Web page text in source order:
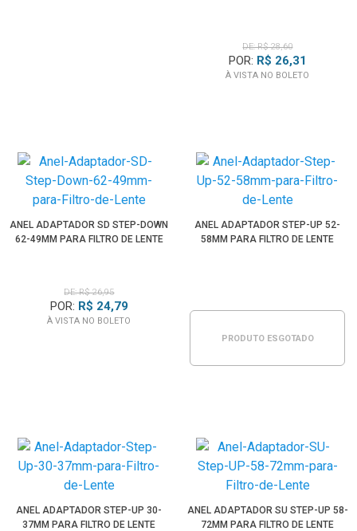
DE: R$ 28,60
POR: R$ 26,31
À VISTA NO BOLETO
ANEL ADAPTADOR SD STEP-DOWN
62-49MM PARA FILTRO DE LENTE
DE: R$ 26,95
POR: R$ 24,79
À VISTA NO BOLETO
ANEL ADAPTADOR STEP-UP 52-
58MM PARA FILTRO DE LENTE
PRODUTO ESGOTADO
ANEL ADAPTADOR STEP-UP 30-
37MM PARA FILTRO DE LENTE
ANEL ADAPTADOR SU STEP-UP 58-
72MM PARA FILTRO DE LENTE